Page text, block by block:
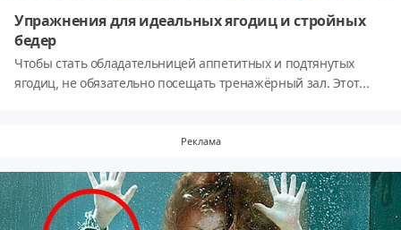
Упражнения для идеальных ягодиц и стройных
бедер
Чтобы стать обладательницей аппетитных и подтянутых
ягодиц, не обязательно посещать тренажёрный зал. Этот
Реклама